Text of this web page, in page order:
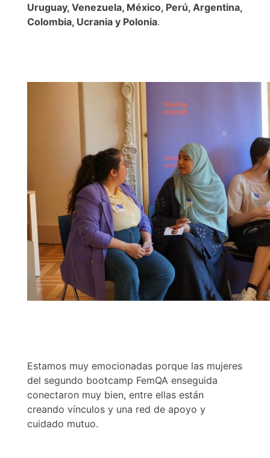
Uruguay, Venezuela, México, Perú, Argentina,
Colombia, Ucrania y Polonia.
Estamos muy emocionadas porque las mujeres
del segundo bootcamp FemQA enseguida
conectaron muy bien, entre ellas están
creando vínculos y una red de apoyo y
cuidado mutuo.